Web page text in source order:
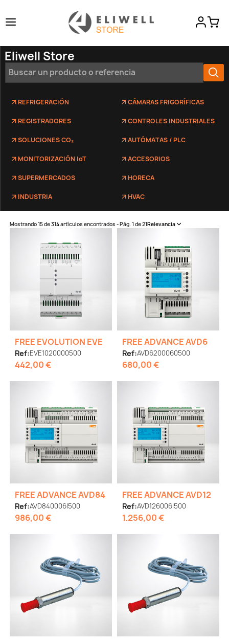
Eliwell Store
REFRIGERACIÓN CÁMARAS FRIGORÍFICAS
REGISTRADORES CONTROLES INDUSTRIALES
SOLUCIONES CO₂ AUTÓMATAS / PLC
MONITORIZACIÓN IoT ACCESORIOS
SUPERMERCADOS HORECA
INDUSTRIA HVAC
Mostrando 15 de 314 artículos encontrados - Pág. 1 de 21Relevancia
FREE EVOLUTION EVE
Ref:EVE1020000500
442,00 €
FREE ADVANCE AVD6
Ref:AVD6200060500
680,00 €
FREE ADVANCE AVD84
Ref:AVD840006I500
986,00 €
FREE ADVANCE AVD12
Ref:AVD126006I500
1.256,00 €